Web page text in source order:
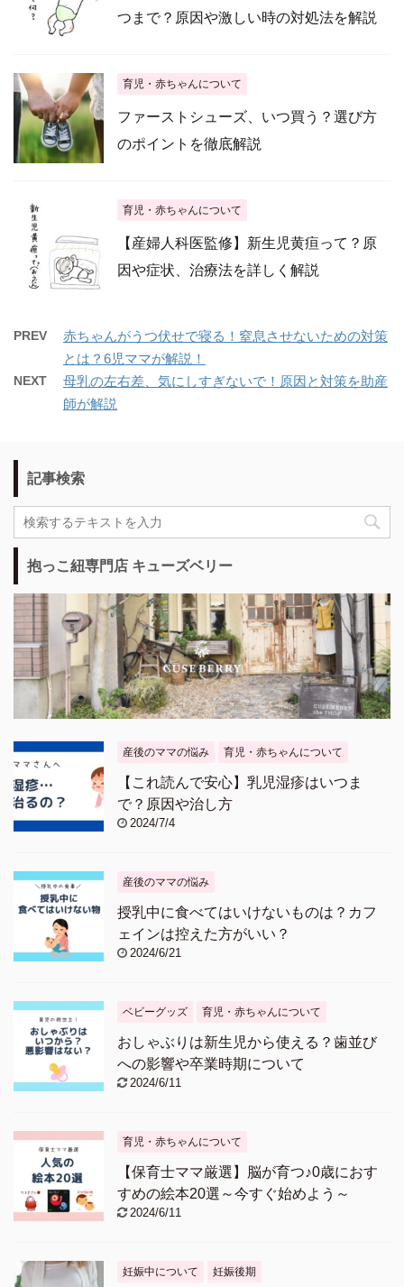
つまで？原因や激しい時の対処法を解説
育児・赤ちゃんについて
ファーストシューズ、いつ買う？選び方
のポイントを徹底解説
育児・赤ちゃんについて
【産婦人科医監修】新生児黄疸って？原
因や症状、治療法を詳しく解説
PREV
赤ちゃんがうつ伏せで寝る！窒息させないための対策
とは？6児ママが解説！
NEXT
母乳の左右差、気にしすぎないで！原因と対策を助産
師が解説
記事検索
抱っこ紐専門店 キューズベリー
産後のママの悩み 育児・赤ちゃんについて
【これ読んで安心】乳児湿疹はいつま
で？原因や治し方
2024/7/4
産後のママの悩み
授乳中に食べてはいけないものは？カフ
ェインは控えた方がいい？
2024/6/21
ベビーグッズ 育児・赤ちゃんについて
おしゃぶりは新生児から使える？歯並び
への影響や卒業時期について
2024/6/11
育児・赤ちゃんについて
【保育士ママ厳選】脳が育つ♪0歳におす
すめの絵本20選～今すぐ始めよう～
2024/6/11
妊娠中について 妊娠後期